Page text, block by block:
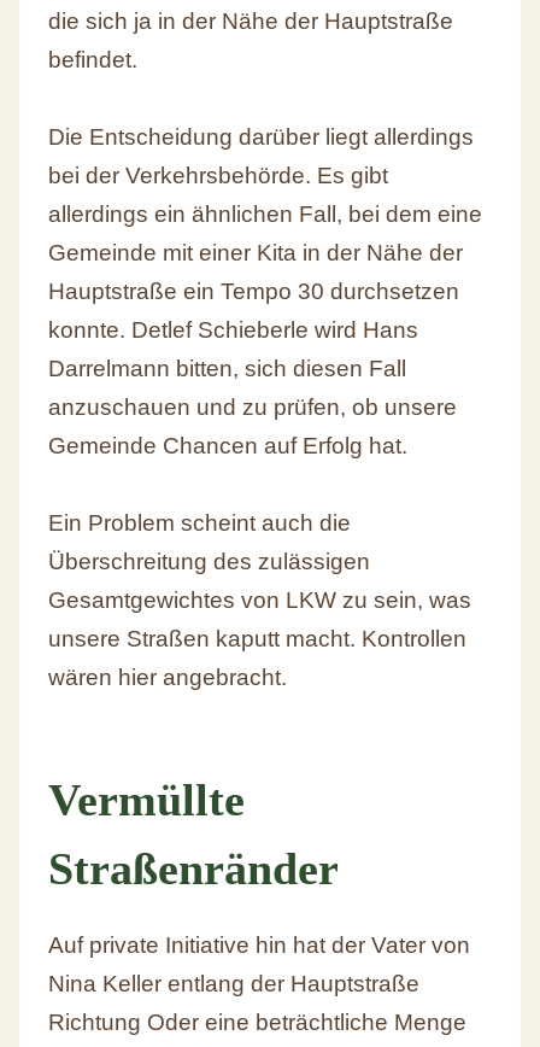
die sich ja in der Nähe der Hauptstraße
befindet.
Die Entscheidung darüber liegt allerdings
bei der Verkehrsbehörde. Es gibt
allerdings ein ähnlichen Fall, bei dem eine
Gemeinde mit einer Kita in der Nähe der
Hauptstraße ein Tempo 30 durchsetzen
konnte. Detlef Schieberle wird Hans
Darrelmann bitten, sich diesen Fall
anzuschauen und zu prüfen, ob unsere
Gemeinde Chancen auf Erfolg hat.
Ein Problem scheint auch die
Überschreitung des zulässigen
Gesamtgewichtes von LKW zu sein, was
unsere Straßen kaputt macht. Kontrollen
wären hier angebracht.
Vermüllte
Straßenränder
Auf private Initiative hin hat der Vater von
Nina Keller entlang der Hauptstraße
Richtung Oder eine beträchtliche Menge